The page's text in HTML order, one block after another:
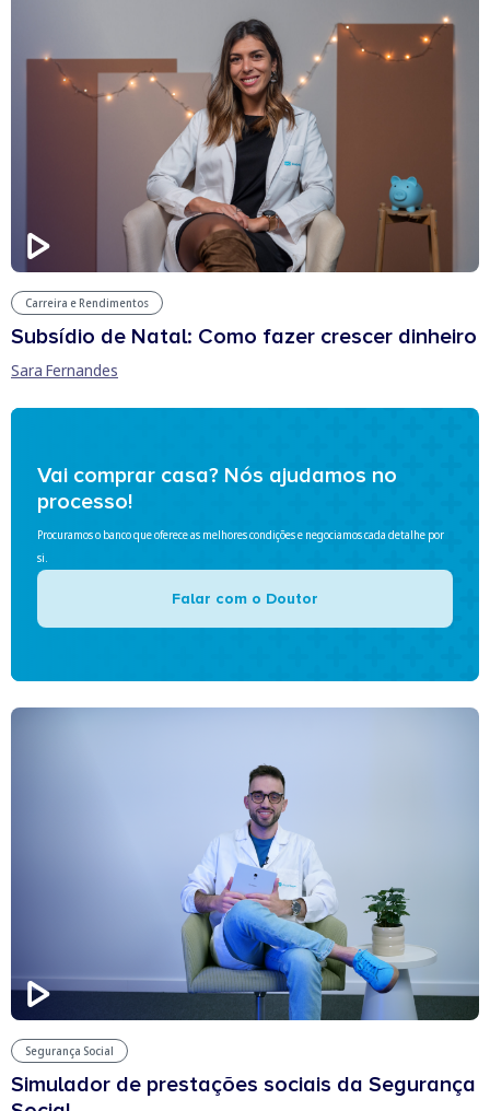
Carreira e Rendimentos
Subsídio de Natal: Como fazer crescer dinheiro
Sara Fernandes
Vai comprar casa? Nós ajudamos no
processo!
Procuramos o banco que oferece as melhores condições e negociamos cada detalhe por
si.
Falar com o Doutor
Segurança Social
Simulador de prestações sociais da Segurança